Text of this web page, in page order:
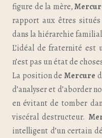
figure de la mère,
rapport aux êtres
dans la hiérarchie
L’idéal de fraternité est
n’est pas un état de
La position de Mercure
d’analyser et d’aborder
en évitant de tomber
viscéral destructeur.
intelligent d’un certain